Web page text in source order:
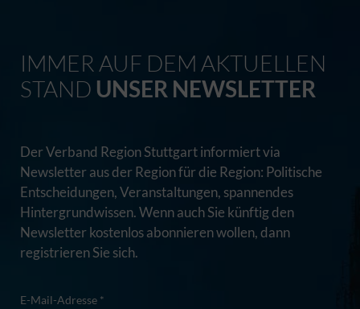
IMMER AUF DEM AKTUELLEN
STAND UNSER NEWSLETTER
Der Verband Region Stuttgart informiert via
Newsletter aus der Region für die Region: Politische
Entscheidungen, Veranstaltungen, spannendes
Hintergrundwissen. Wenn auch Sie künftig den
Newsletter kostenlos abonnieren wollen, dann
registrieren Sie sich.
E-Mail-Adresse *